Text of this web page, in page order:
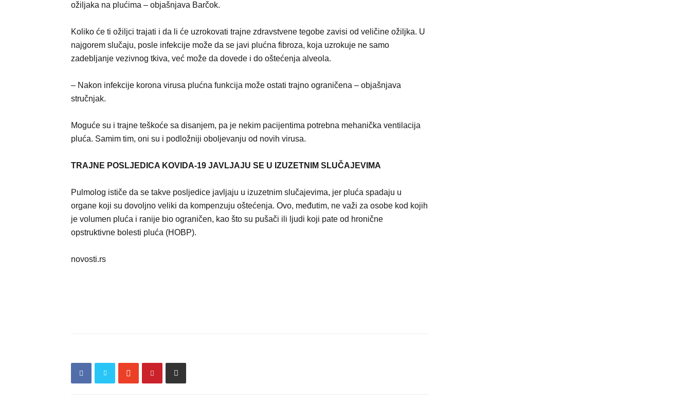
ožiljaka na plućima – objašnjava Barčok.
Koliko će ti ožiljci trajati i da li će uzrokovati trajne zdravstvene tegobe zavisi od veličine ožiljka. U
najgorem slučaju, posle infekcije može da se javi plućna fibroza, koja uzrokuje ne samo
zadebljanje vezivnog tkiva, već može da dovede i do oštećenja alveola.
– Nakon infekcije korona virusa plućna funkcija može ostati trajno ograničena – objašnjava
stručnjak.
Moguće su i trajne teškoće sa disanjem, pa je nekim pacijentima potrebna mehanička ventilacija
pluća. Samim tim, oni su i podložniji oboljevanju od novih virusa.
TRAJNE POSLJEDICA KOVIDA-19 JAVLJAJU SE U IZUZETNIM SLUČAJEVIMA
Pulmolog ističe da se takve posljedice javljaju u izuzetnim slučajevima, jer pluća spadaju u
organe koji su dovoljno veliki da kompenzuju oštećenja. Ovo, međutim, ne važi za osobe kod kojih
je volumen pluća i ranije bio ograničen, kao što su pušači ili ljudi koji pate od hronične
opstruktivne bolesti pluća (HOBP).
novosti.rs